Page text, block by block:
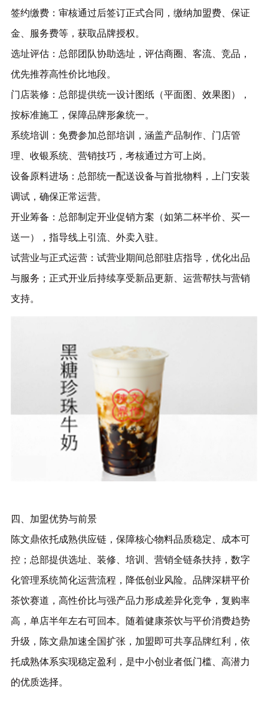
签约缴费：审核通过后签订正式合同，缴纳加盟费、保证
金、服务费等，获取品牌授权。
选址评估：总部团队协助选址，评估商圈、客流、竞品，
优先推荐高性价比地段。
门店装修：总部提供统一设计图纸（平面图、效果图），
按标准施工，保障品牌形象统一。
系统培训：免费参加总部培训，涵盖产品制作、门店管
理、收银系统、营销技巧，考核通过方可上岗。
设备原料进场：总部统一配送设备与首批物料，上门安装
调试，确保正常运营。
开业筹备：总部制定开业促销方案（如第二杯半价、买一
送一），指导线上引流、外卖入驻。
试营业与正式运营：试营业期间总部驻店指导，优化出品
与服务；正式开业后持续享受新品更新、运营帮扶与营销
支持。
四、加盟优势与前景
陈文鼎依托成熟供应链，保障核心物料品质稳定、成本可
控；总部提供选址、装修、培训、营销全链条扶持，数字
化管理系统简化运营流程，降低创业风险。品牌深耕平价
茶饮赛道，高性价比与强产品力形成差异化竞争，复购率
高，单店半年左右可回本。随着健康茶饮与平价消费趋势
升级，陈文鼎加速全国扩张，加盟即可共享品牌红利，依
托成熟体系实现稳定盈利，是中小创业者低门槛、高潜力
的优质选择。